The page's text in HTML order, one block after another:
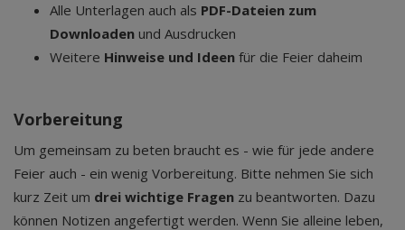
Alle Unterlagen auch als PDF-Dateien zum
Downloaden und Ausdrucken
Weitere Hinweise und Ideen für die Feier daheim
Vorbereitung
Um gemeinsam zu beten braucht es - wie für jede andere
Feier auch - ein wenig Vorbereitung. Bitte nehmen Sie sich
kurz Zeit um drei wichtige Fragen zu beantworten. Dazu
können Notizen angefertigt werden. Wenn Sie alleine leben,